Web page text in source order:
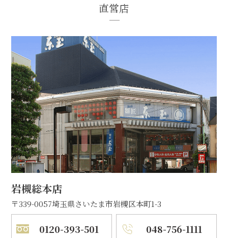
直営店
岩槻総本店
〒339-0057埼玉県さいたま市岩槻区本町1-3
0120-393-501 048-756-1111